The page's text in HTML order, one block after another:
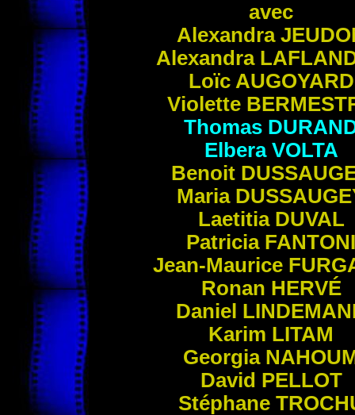
avec
Alexandra
Alexandra
Loïc AUGOYARD
Violette
Thomas
Elbera VOLTA
Benoit
Maria
Laetitia DUVAL
Patricia FANTONI
Jean-Maurice
Ronan HERVÉ
Daniel
Karim LITAM
Georgia
David PELLOT
Stéphane